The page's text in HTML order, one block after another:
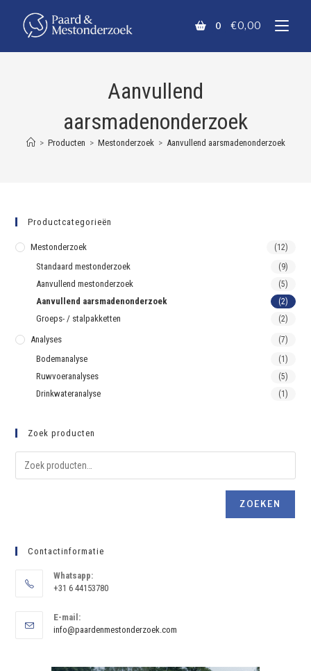
0 €0,00
Aanvullend
aarsmadenonderzoek
> Producten > Mestonderzoek > Aanvullend aarsmadenonderzoek
Productcategorieën
Mestonderzoek (12)
Standaard mestonderzoek (9)
Aanvullend mestonderzoek (5)
Aanvullend aarsmadenonderzoek (2)
Groeps- / stalpakketten (2)
Analyses (7)
Bodemanalyse (1)
Ruwvoeranalyses (5)
Drinkwateranalyse (1)
Zoek producten
ZOEKEN
Contactinformatie
Whatsapp:
+31 6 44153780
E-mail:
info@paardenmestonderzoek.com